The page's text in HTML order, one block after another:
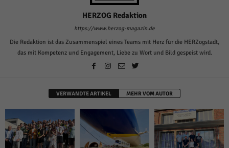
HERZOG Redaktion
https://www.herzog-magazin.de
Die Redaktion ist das Zusammenspiel eines Teams mit Herz für die HERZogstadt,
das mit Kompetenz und Engagement, Liebe zu Wort und Bild gespeist wird.
VERWANDTE ARTIKEL MEHR VOM AUTOR